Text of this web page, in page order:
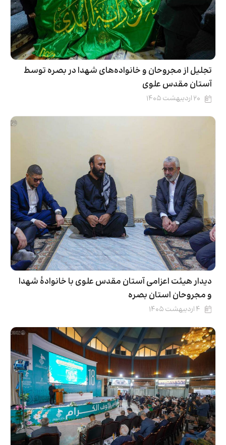
تجلیل از مجروحان و خانواده‌های شهدا در بصره توسط
آستان مقدس علوی
۲۰ اردیبهشت ۱۴۰۵
دیدار هیئت اعزامی آستان مقدس علوی با خانوادۀ شهدا
و مجروحان استان بصره
۴ اردیبهشت ۱۴۰۵